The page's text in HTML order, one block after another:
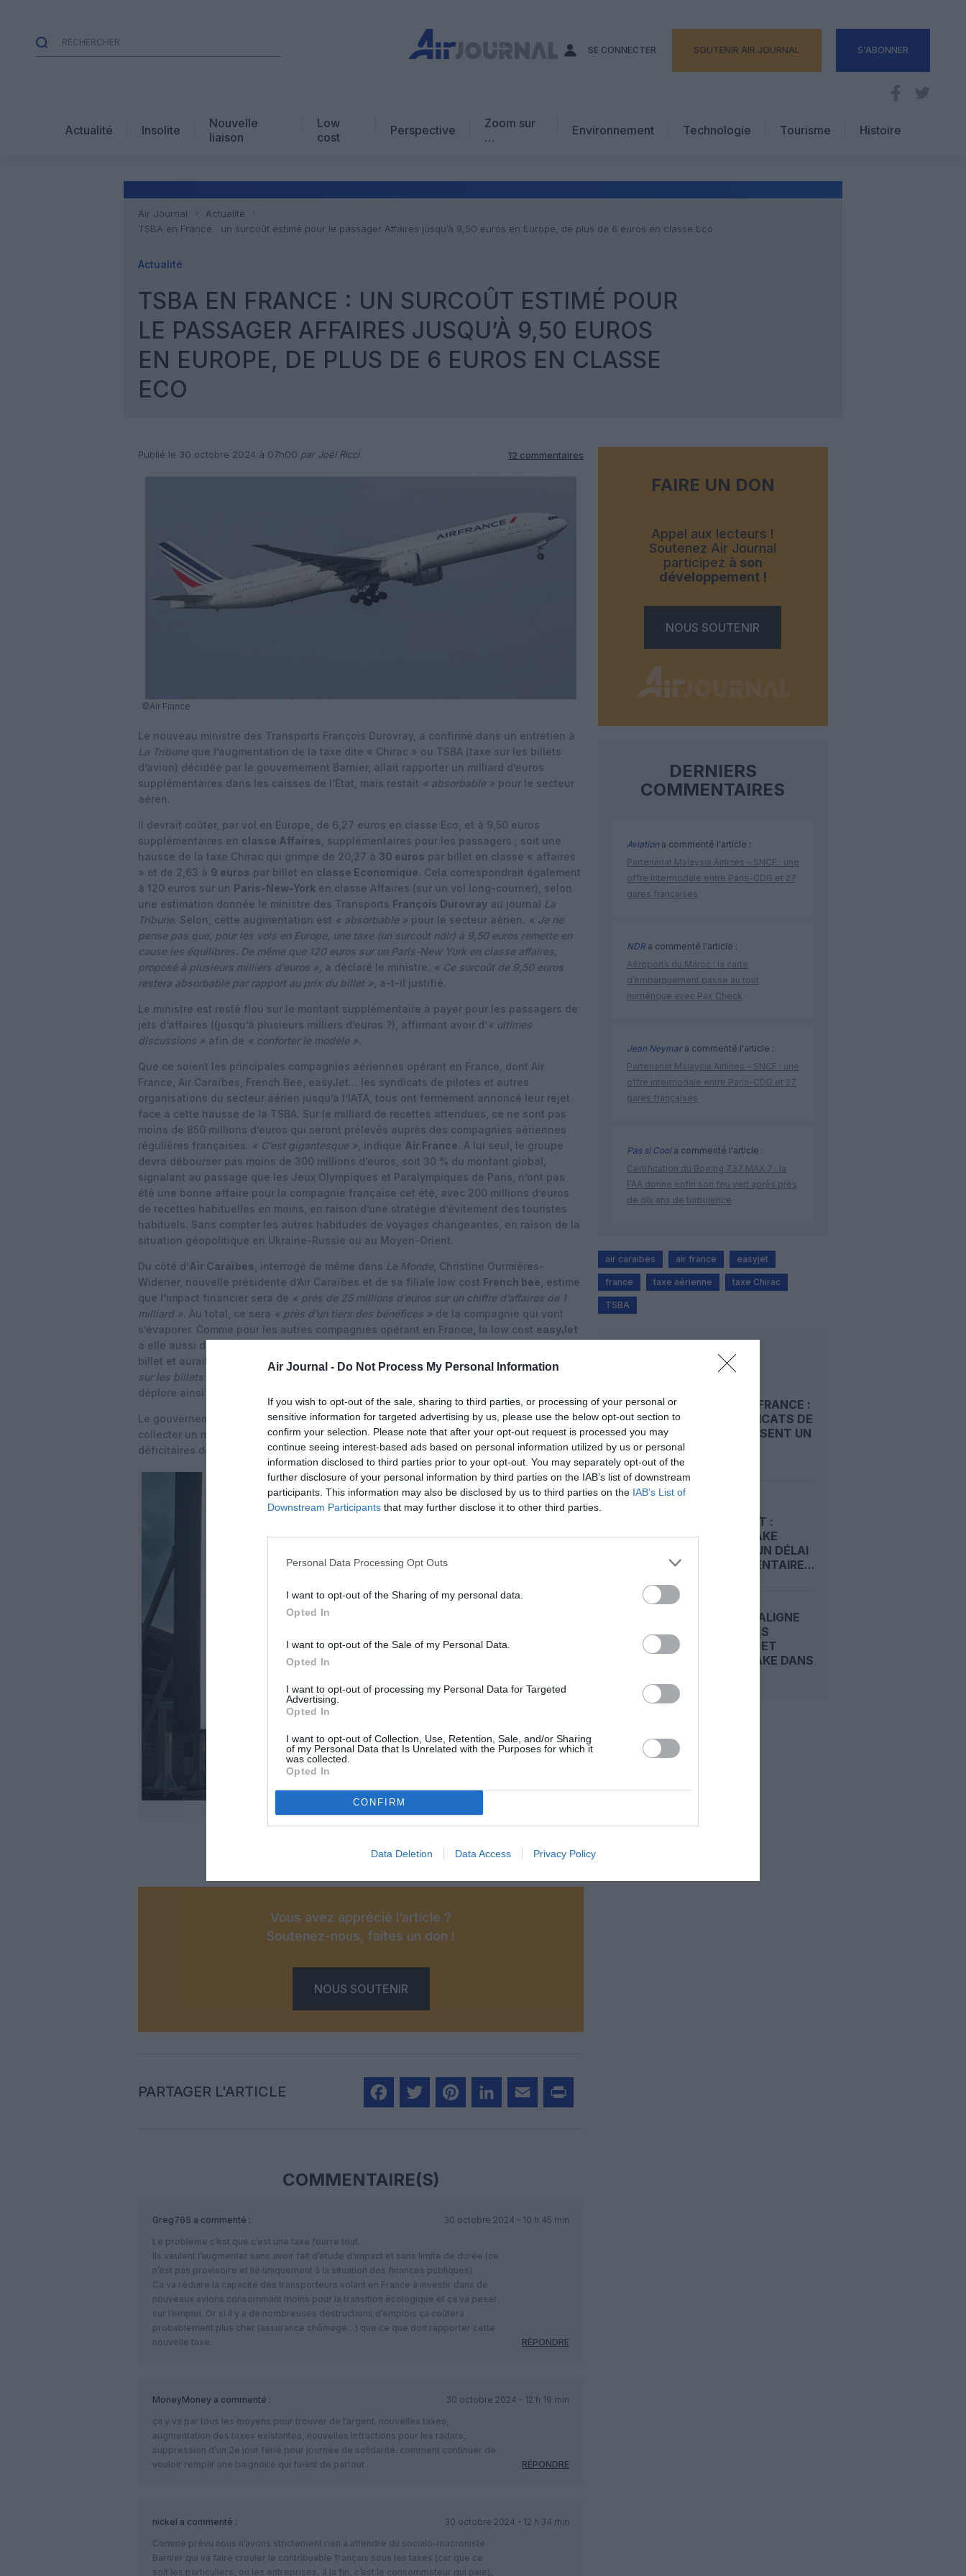
Air Journal - Do Not Process My Personal Information
If you wish to opt-out of the sale, sharing to third parties, or processing of your personal or
sensitive information for targeted advertising by us, please use the below opt-out section to
confirm your selection. Please note that after your opt-out request is processed you may
continue seeing interest-based ads based on personal information utilized by us or personal
information disclosed to third parties prior to your opt-out. You may separately opt-out of the
further disclosure of your personal information by third parties on the IAB’s list of downstream
participants. This information may also be disclosed by us to third parties on the IAB’s List of
Downstream Participants that may further disclose it to other third parties.
Personal Data Processing Opt Outs
I want to opt-out of the Sharing of my personal data.
Opted In
I want to opt-out of the Sale of my Personal Data.
Opted In
I want to opt-out of processing my Personal Data for Targeted
Advertising.
Opted In
I want to opt-out of Collection, Use, Retention, Sale, and/or Sharing
of my Personal Data that Is Unrelated with the Purposes for which it
was collected.
Opted In
CONFIRM
Data Deletion Data Access Privacy Policy
SE CONNECTER SOUTENIR AIR JOURNAL S'ABONNER
Actualité Insolite
Nouvelle
liaison
Low
cost
Perspective
Zoom sur
…
Environnement Technologie
Tourisme
Hôtellerie
Histoire
Air Journal
Actualité
TSBA en France : un surcoût estimé pour le passager Affaires jusqu’à 9,50 euros en Europe, de plus de 6 euros en classe Eco
Actualité
TSBA EN FRANCE : UN SURCOÛT ESTIMÉ POUR
LE PASSAGER AFFAIRES JUSQU’À 9,50 EUROS
EN EUROPE, DE PLUS DE 6 EUROS EN CLASSE
ECO
Publié le 30 octobre 2024 à 07h00 par Joël Ricci 12 commentaires
©Air France
Le nouveau ministre des Transports François Durovray, a confirmé dans un entretien à
La Tribune que l’augmentation de la taxe dite « Chirac » ou TSBA (taxe sur les billets
d’avion) décidée par le gouvernement Barnier, allait rapporter un milliard d’euros
supplémentaires dans les caisses de l’Etat, mais restait « absorbable » pour le secteur
aéren.
Il devrait coûter, par vol en Europe, de 6,27 euros en classe Eco, et à 9,50 euros
supplémentaires en classe Affaires , supplémentaires pour les passagers ; soit une
hausse de la taxe Chirac qui grimpe de 20,27 à 30 euros par billet en classe « affaires
» et de 2,63 à 9 euros par billet en classe Economique. Cela correspondrait également
à 120 euros sur un Paris-New-York en classe Affaires (sur un vol long-courrier), selon
une estimation donnée le ministre des Transports François Durovray au journal La
Tribune. Selon, cette augmentation est « absorbable » pour le secteur aérien . « Je ne
pense pas que, pour les vols en Europe, une taxe (un surcoût ndlr) à 9,50 euros remette en
cause les équilibres. De même que 120 euros sur un Paris-New York en classe affaires,
proposé à plusieurs milliers d’euros », a déclaré le ministre. « Ce surcoût de 9,50 euros
restera absorbable par rapport au prix du billet », a-t-il justifié.
Le ministre est resté flou sur le montant supplémentaire à payer pour les passagers de
jets d’affaires ((jusqu’à plusieurs milliers d’euros ?), affirmant avoir d’« ultimes
discussions » afin de « conforter le modèle ».
Que ce soient les principales compagnies aériennes opérant en France, dont Air
France, Air Caraïbes, French Bee, easyJet… les syndicats de pilotes et autres
organisations du secteur aérien jusqu’à l’IATA, tous ont fermement annoncé leur rejet
face à cette hausse de la TSBA. Sur le milliard de recettes attendues, ce ne sont pas
moins de 850 millions d’euros qui seront prélevés auprès des compagnies aériennes
régulières françaises. « C’est gigantesque », indique Air France. A lui seul, le groupe
devra débourser pas moins de 300 millions d’euros, soit 30 % du montant global,
signalant au passage que les Jeux Olympiques et Paralympiques de Paris, n’ont pas
été une bonne affaire pour la compagnie française cet été, avec 200 millions d’euros
de recettes habituelles en moins, en raison d’une stratégie d’évitement des touristes
habituels. Sans compter les autres habitudes de voyages changeantes, en raison de la
situation géopolitique en Ukraine-Russie ou au Moyen-Orient.
Du côté d’Air Caraïbes , interrogé de même dans Le Monde , Christine Ourmières-
Widener, nouvelle présidente d’Air Caraïbes et de sa filiale low cost French bee , estime
que l’impact financier sera de « près de 25 millions d’euros sur un chiffre d’affaires de 1
milliard ». Au total, ce sera « près d’un tiers des bénéfices » de la compagnie qui vont
s’évaporer. Comme pour les autres compagnies opérant en France, la low cost easyJet
a elle aussi déclaré que la répercussion de cette taxe se ferait ressentir sur le prix du
billet et aurait un impact direct sur les
classes moyennes. « L’augmentation de la taxe
sur les billets d’avion n’est pas une taxe sur les entreprises mais bien sur les particuliers »,
déplore ainsi Bertrand Godinot, directeur d’easyjet pour la France.
Le gouvernement Barnier a pour objectif, en triplant le montant de cette taxe, de
collecter un milliard d’euros supplémentaires dès 2025, pour renflouer les caisses
déficitaires de l’Etat. La TSBA s’applique à tous les vols au départ de la France.
@Groupe ADP
Vous avez apprécié l’article ?
Soutenez-nous, faites un don !
NOUS SOUTENIR
PARTAGER L'ARTICLE
COMMENTAIRE(S)
Greg765 a commenté :
30 octobre 2024 - 10 h 45 min
Le problème c’est que c’est une taxe fourre tout.
Ils veulent l’augmenter sans avoir fait d’étude d’impact et sans limite de durée (ce
n’est pas provisoire et lié uniquement à la situation des finances publiques).
Ca va réduire la capacité des transporteurs volant en France à investir dans de
nouveaux avions consommant moins pour la transition écologique et ça va peser
sur l’emploi. Or si il y a de nombreuses destructions d’emplois ça coûtera
probablement plus cher (assurance chômage…) que ce que doit rapporter cette
nouvelle taxe.
RÉPONDRE
MoneyMoney a commenté :
30 octobre 2024 - 12 h 19 min
ça y va par tous les moyens pour trouver de l’argent. nouvelles taxes,
augmentation des taxes existantes, nouvelles infractions pour les radars,
suppression d’un 2e jour férié pour journée de solidarité. comment continuer de
vouloir remplir une baignoire qui fuient de partout .
RÉPONDRE
nickel a commenté :
30 octobre 2024 - 12 h 34 min
Comme prévu nous n’avons strictement rien à attendre du socialo-macroniste
Barnier qui va faire crouler le contribuable français sous les taxes (car que ce
soit les particuliers, ou les entreprises, à la fin, c’est le consommateur qui paie),
FAIRE UN DON
Appel aux lecteurs !
Soutenez Air Journal
participez à son
développement !
NOUS SOUTENIR
DERNIERS
COMMENTAIRES
Aviation a commenté l'article :
Partenariat Malaysia Airlines – SNCF : une
offre intermodale entre Paris-CDG et 27
gares françaises
NDRa commenté l'article :
Aéroports du Maroc : la carte
d’embarquement passe au tout
numérique avec Pax Check
Jean Neymara commenté l'article :
Partenariat Malaysia Airlines – SNCF : une
offre intermodale entre Paris-CDG et 27
gares françaises
Pas si Coola commenté l'article :
Certification du Boeing 737 MAX 7 : la
FAA donne enfin son feu vert après près
de dix ans de turbulence
air caraibes air france easyjet
france taxe aérienne taxe Chirac
TSBA
LIRE AUSSI
EASYJET FRANCE :
LES SYNDICATS DE
PNC DÉPOSENT UN
D’EASYJET :
CASTLELAKE
OBTIENT UN DÉLAI
SUPPLÉMENTAIRE...
EASYJET ALIGNE
LES OFFRES
D’APOLLO ET
CASTLELAKE DANS